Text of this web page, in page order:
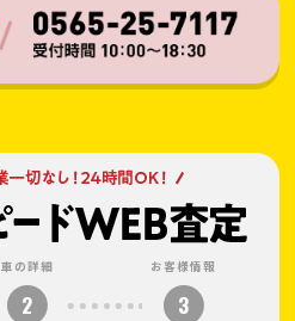
車の詳細
2
お客様情報
3